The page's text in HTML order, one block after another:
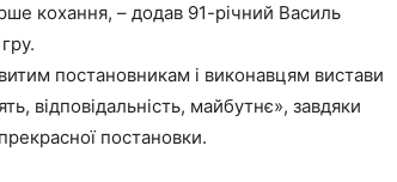
кохання, – додав 91-річний Василь
постановникам і виконавцям вистави
відповідальність, майбутнє», завдяки
постановки.